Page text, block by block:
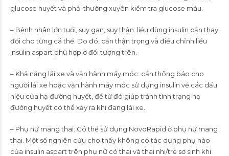
glucose huyết và phải thường xuyên kiểm tra glucose máu.
– Bệnh nhân lớn tuổi, suy gan, suy thận: liều dùng insulin cần thay
đổi cho từng cá thể. Do đó, cần thận trọng và điều chỉnh liều
Insulin aspart phù hợp ở đối tượng trên.
– Khả năng lái xe và vận hành máy móc: cần thông báo cho
người lái xe hoặc vận hành máy móc sử dụng insulin về các dấu
hiệu của hạ đường huyết, để từ đó giúp tránh tình trạng hạ
đường huyết có thể xảy ra khi đang lái xe.
– Phụ nữ mang thai: Có thể sử dụng NovoRapid ở phụ nữ mang
thai. Một số nghiên cứu cho thấy không có tác dụng phụ nào
của insulin aspart trên phụ nữ có thai và thai nhi/trẻ sơ sinh khi